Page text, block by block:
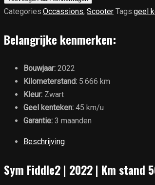
Categories:Occassions, Scooter Tags:geel
Belangrijke kenmerken:
Bouwjaar: 2022
Kilometerstand: 5.666 km
Kleur: Zwart
Geel kenteken: 45 km/u
Garantie: 3 maanden
Beschrijving
Sym Fiddle2 | 2022 | Km stand